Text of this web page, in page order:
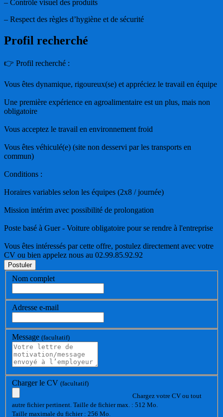
– Contrôle visuel des produits
– Respect des règles d’hygiène et de sécurité
Profil recherché
👉 Profil recherché :
Vous êtes dynamique, rigoureux(se) et appréciez le travail en équipe
Une première expérience en agroalimentaire est un plus, mais non
obligatoire
Vous acceptez le travail en environnement froid
Vous êtes véhiculé(e) (site non desservi par les transports en
commun)
Conditions :
Horaires variables selon les équipes (2x8 / journée)
Mission intérim avec possibilité de prolongation
Poste basé à Guer - Voiture obligatoire pour se rendre à l'entreprise
Vous êtes intéressés par cette offre, postulez directement avec votre
CV ou bien appelez nous au 02.99.85.92.92
Nom complet
Adresse e-mail
Message (facultatif)
Charger le CV (facultatif)
Chargez votre CV ou tout
autre fichier pertinent. Taille de fichier max. : 512 Mo.
Taille maximale du fichier : 256 Mo.